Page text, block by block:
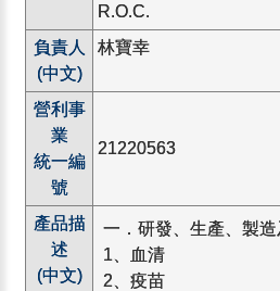
R.O.C.
負責人
(中文)
林寶幸
營利事
業
統一編
號
21220563
產品描
述
(中文)
一．研發、生產、製造
1、血清
2、疫苗